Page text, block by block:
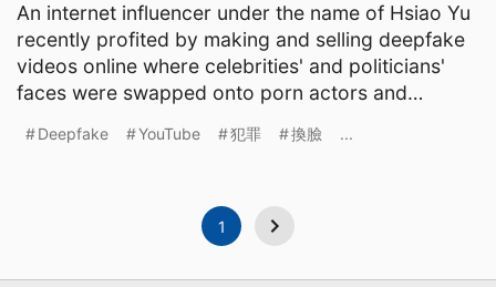
An internet influencer under the name of Hsiao Yu
recently profited by making and selling deepfake
videos online where celebrities' and politicians'
faces were swapped onto porn actors and
Deepfake YouTube 犯罪 換臉 ...
1